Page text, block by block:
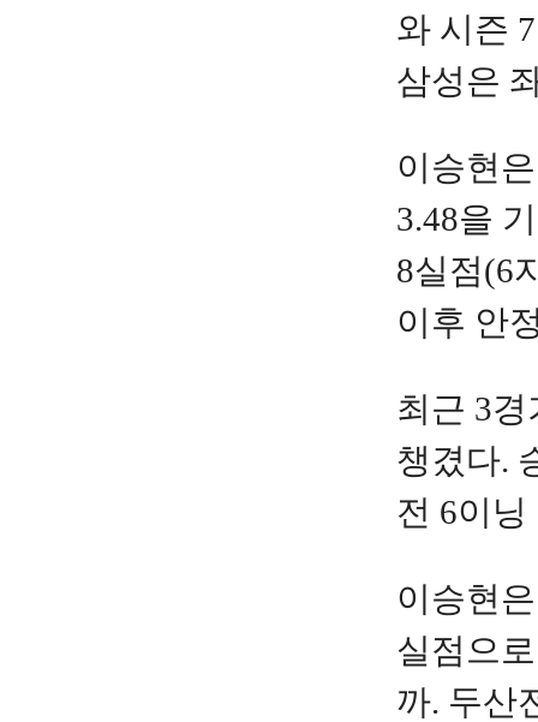
와 시즌
삼성은
이승현
3.48을
8실점(6
이후 안
최근 3
챙겼다.
전 6이
이승현
실점으
까. 두산